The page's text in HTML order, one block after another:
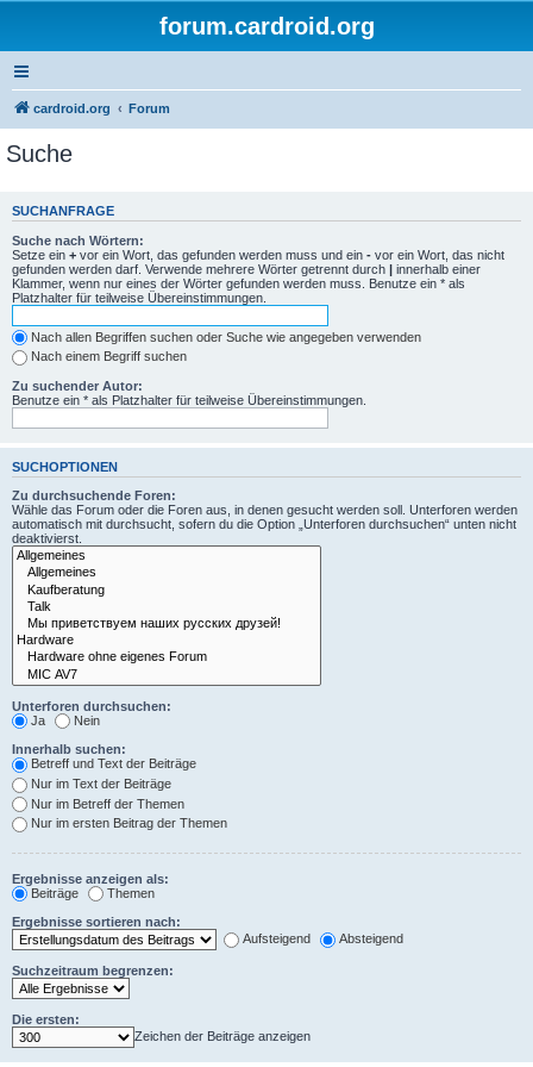
forum.cardroid.org
cardroid.org Forum
Suche
SUCHANFRAGE
Suche nach Wörtern:
Setze ein + vor ein Wort, das gefunden werden muss und ein - vor ein Wort, das nicht
gefunden werden darf. Verwende mehrere Wörter getrennt durch | innerhalb einer
Klammer, wenn nur eines der Wörter gefunden werden muss. Benutze ein * als
Platzhalter für teilweise Übereinstimmungen.
Nach allen Begriffen suchen oder Suche wie angegeben verwenden
Nach einem Begriff suchen
Zu suchender Autor:
Benutze ein * als Platzhalter für teilweise Übereinstimmungen.
SUCHOPTIONEN
Zu durchsuchende Foren:
Wähle das Forum oder die Foren aus, in denen gesucht werden soll. Unterforen werden
automatisch mit durchsucht, sofern du die Option „Unterforen durchsuchen“ unten nicht
deaktivierst.
Unterforen durchsuchen:
Ja
Nein
Innerhalb suchen:
Betreff und Text der Beiträge
Nur im Text der Beiträge
Nur im Betreff der Themen
Nur im ersten Beitrag der Themen
Ergebnisse anzeigen als:
Beiträge
Themen
Ergebnisse sortieren nach:
Aufsteigend
Absteigend
Suchzeitraum begrenzen:
Die ersten:
Zeichen der Beiträge anzeigen